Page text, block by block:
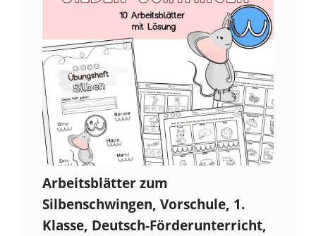
Arbeitsblätter zum
Silbenschwingen, Vorschule, 1.
Klasse, Deutsch-Förderunterricht,